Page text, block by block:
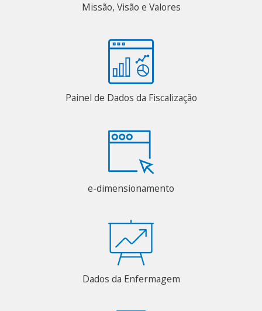
Missão, Visão e Valores
Painel de Dados da Fiscalização
e-dimensionamento
Dados da Enfermagem